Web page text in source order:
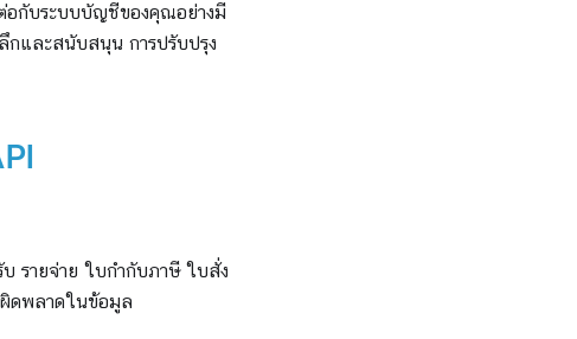
อกับระบบบัญชีของคุณอย่างมี
กและสนับสนุน การปรับปรุง
รายจ่าย ใบกำกับภาษี ใบสั่ง
ดพลาดในข้อมูล